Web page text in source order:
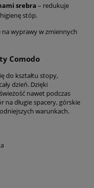
srebra – redukuje
stóp.
na wyprawy w zmiennych
Comodo
do kształtu stopy,
dzień. Dzięki
nawet podczas
na długie spacery, górskie
warunkach.